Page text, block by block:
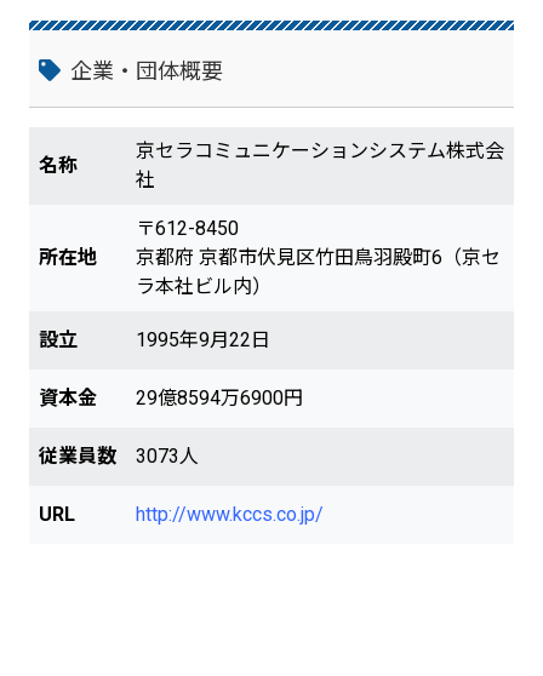
企業・団体概要
名称
京セラコミュニケーションシステム株式会
社
所在地
〒612-8450
京都府 京都市伏見区竹田鳥羽殿町6（京セ
ラ本社ビル内）
設立 1995年9月22日
資本金 29億8594万6900円
従業員数 3073人
URL http://www.kccs.co.jp/